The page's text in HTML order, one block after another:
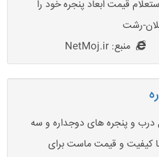
قیمت ابعاد پنجره خود را
منبع: NetMoj.ir
درب و پنجره های دوجداره و سه
کیفیت و قیمت ماست برای